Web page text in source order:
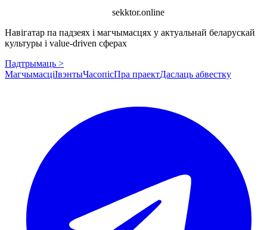
sekktor.online
Навігатар па падзеях і магчымасцях у актуальнай беларускай
культуры і value-driven сферах
Падтрымаць >
МагчымасціІвэнтыЧасопісПра праектДаслаць абвестку